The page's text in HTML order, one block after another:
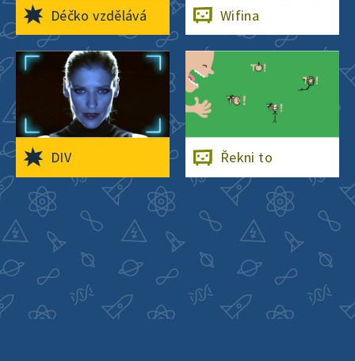
2:55 23. listopadu 2021
Volby
3:15
Déčko vzdělává Wifina
DIV Řekni to